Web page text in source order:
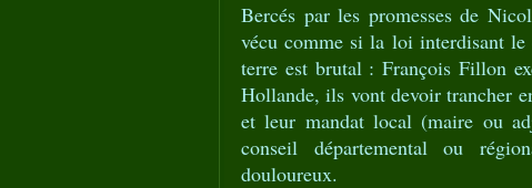
Bercés par les promesses de
vécu comme si la loi interdisant
terre est brutal : François Fillon
Hollande, ils vont devoir trancher
et leur mandat local (maire ou
conseil départemental ou
douloureux.